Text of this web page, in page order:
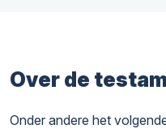
Over de
Onder andere het